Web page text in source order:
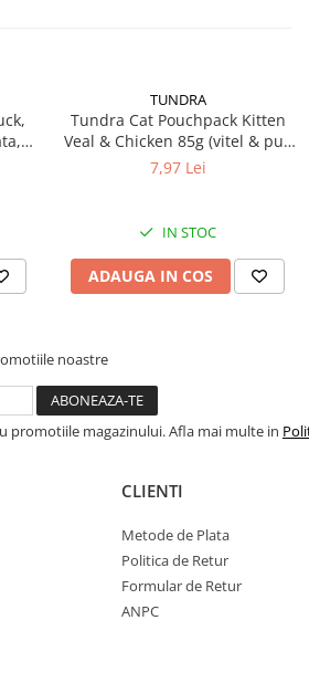
TUNDRA
Tundra Cat Pouchpack Kitten
Veal & Chicken 85g (vitel & pui)
Hrana Umeda Pisici
7,97 Lei
IN STOC
ADAUGA IN COS
noastre
promotiile magazinului. Afla mai multe in
CLIENTI
Metode de Plata
Politica de Retur
Formular de Retur
ANPC